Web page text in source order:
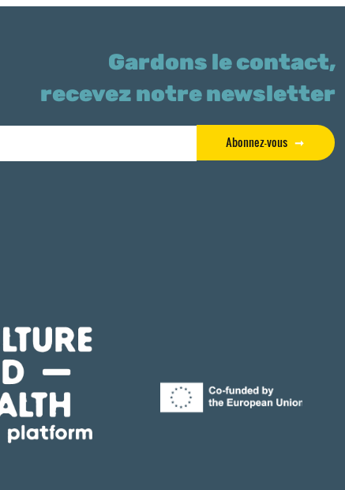
Gardons le contact,
recevez notre newsletter
Abonnez-vous